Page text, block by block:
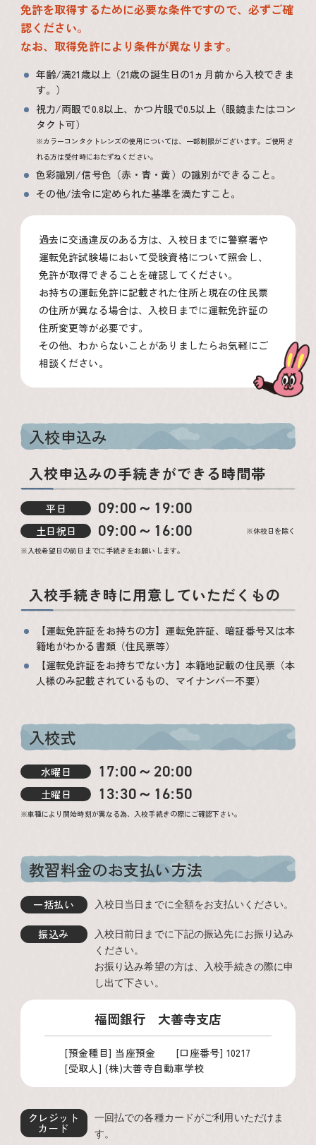
免許を取得するために必要な条件ですので、必ずご確
認ください。
なお、取得免許により条件が異なります。
年齢/満21歳以上（21歳の誕生日の1ヵ月前から入校できま
す。）
視力/両眼で0.8以上、かつ片眼で0.5以上（眼鏡またはコン
タクト可）
※カラーコンタクトレンズの使用については、一部制限がございます。ご使用さ
れる方は受付時におたずねください。
色彩識別/信号色（赤・青・黄）の識別ができること。
その他/法令に定められた基準を満たすこと。
過去に交通違反のある方は、入校日までに警察署や
運転免許試験場において受験資格について照会し、
免許が取得できることを確認してください。
お持ちの運転免許に記載された住所と現在の住民票
の住所が異なる場合は、入校日までに運転免許証の
住所変更等が必要です。
その他、わからないことがありましたらお気軽にご
相談ください。
入校申込み
入校申込みの手続きができる時間帯
平日 09:00～19:00
土日祝日 09:00～16:00
※休校日を除く
※入校希望日の前日までに手続きをお願いします。
入校手続き時に用意していただくもの
【運転免許証をお持ちの方】運転免許証、暗証番号又は本
籍地がわかる書類（住民票等）
【運転免許証をお持ちでない方】本籍地記載の住民票（本
人様のみ記載されているもの、マイナンバー不要）
入校式
水曜日 17:00～20:00
土曜日 13:30～16:50
※車種により開始時刻が異なる為、入校手続きの際にご確認下さい。
教習料金のお支払い方法
一括払い 入校日当日までに全額をお支払いください。
振込み
入校日前日までに下記の振込先にお振り込み
ください。
お振り込み希望の方は、入校手続きの際に申
し出て下さい。
福岡銀行 大善寺支店
[預金種目] 当座預金 [口座番号] 10217
[受取人] (株)大善寺自動車学校
クレジット
カード
一回払での各種カードがご利用いただけま
す。